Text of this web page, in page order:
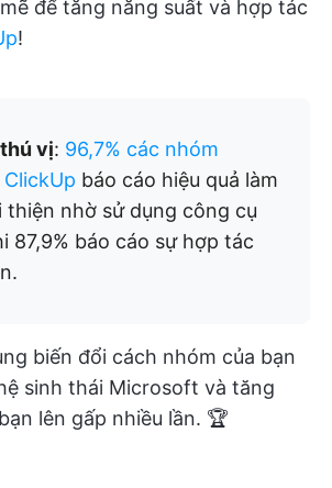
để tăng năng suất và hợp tác
!
vị: 96,7% các nhóm
báo cáo hiệu quả làm
thiện nhờ sử dụng công cụ
87,9% báo cáo sự hợp tác
biến đổi cách nhóm của bạn
sinh thái Microsoft và tăng
lên gấp nhiều lần. 🏆